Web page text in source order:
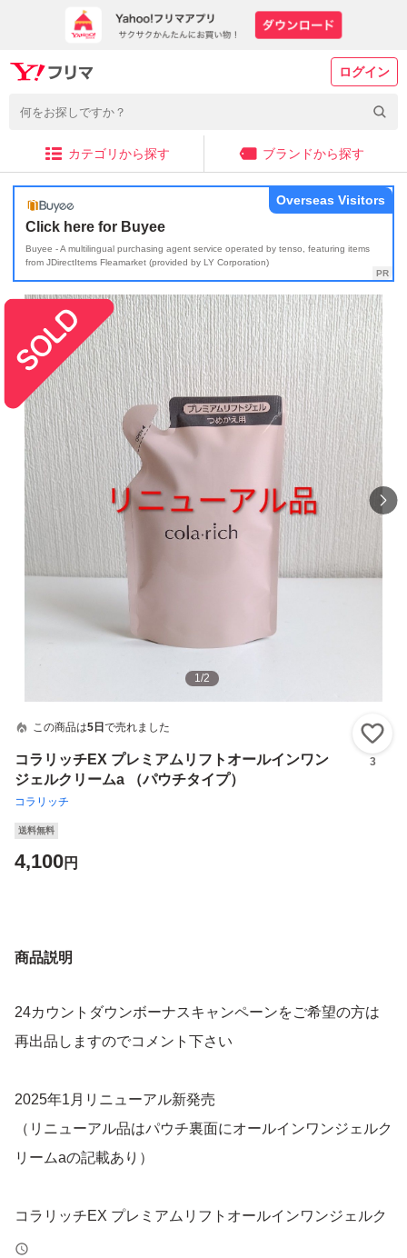
ログイン
カテゴリから探す ブランドから探す
Click here for Buyee
Buyee - A multilingual purchasing agent service operated by tenso, featuring items
from JDirectItems Fleamarket (provided by LY Corporation)
Overseas Visitors
1/2
この商品は5日 で売れました
コラリッチEX プレミアムリフトオールインワン
ジェルクリームa （パウチタイプ）
コラリッチ
3
送料無料
4,100円
商品説明
24カウントダウンボーナスキャンペーンをご希望の方は
再出品しますのでコメント下さい
2025年1月リニューアル新発売
（リニューアル品はパウチ裏面にオールインワンジェルク
リームaの記載あり）
コラリッチEX プレミアムリフトオールインワンジェルク
リームa （パウチタイプ）